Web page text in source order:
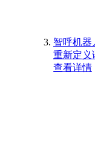
智呼机器
重新定义
查看详情